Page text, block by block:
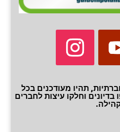
תהיו מעודכנים בכל
וחלקו עיצות לחברים